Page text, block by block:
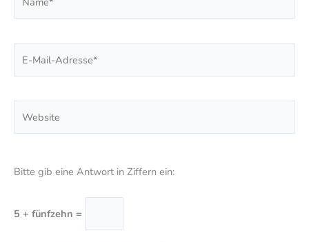
Mail-
Bitte gib eine Antwort in Ziffern ein:
5 + fünfzehn =